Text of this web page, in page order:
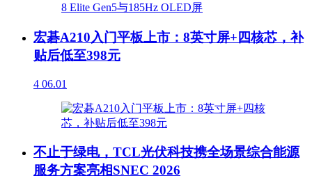
宏碁A210入门平板上市：8英寸屏+四核芯，补
贴后低至398元
4 06.01
不止于绿电，TCL光伏科技携全场景综合能源
服务方案亮相SNEC 2026